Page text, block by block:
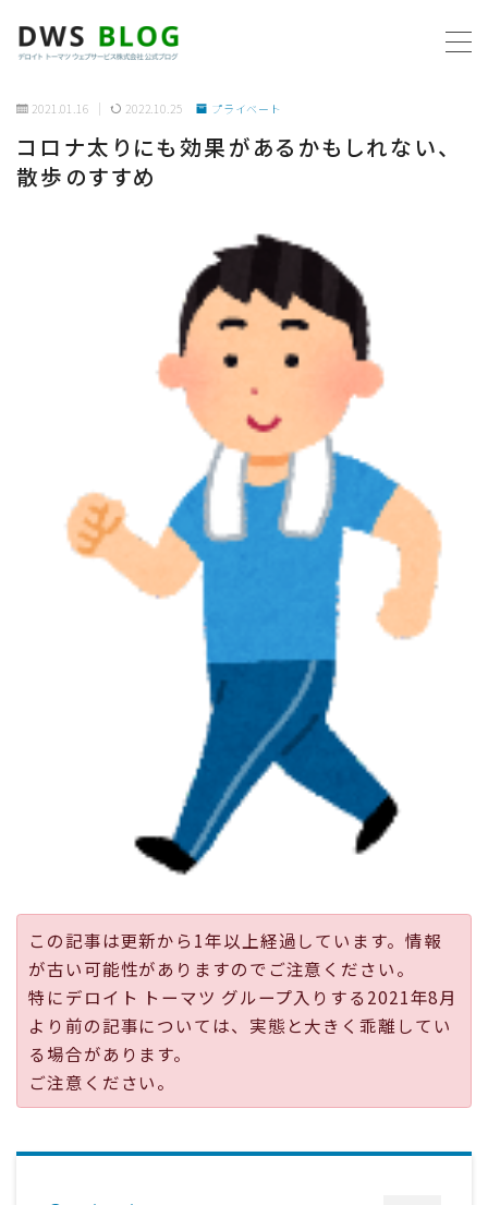
ホーム
公式ページ
2021.01.16 2022.10.25 プライベート
コロナ太りにも効果があるかもしれない、
散歩のすすめ
この記事は更新から1年以上経過しています。情報
が古い可能性がありますのでご注意ください。
特にデロイト トーマツ グループ入りする2021年8月
より前の記事については、実態と大きく乖離してい
る場合があります。
ご注意ください。